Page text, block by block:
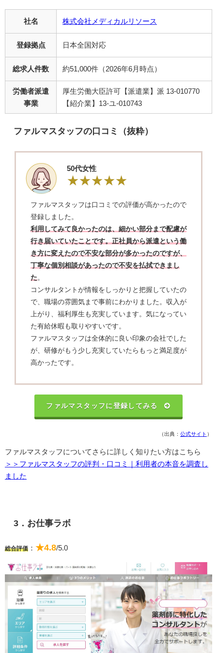
社名 株式会社メディカルリソース
登録拠点 日本全国対応
総求人件数 約51,000件（2026年6月時点）
労働者派遣
事業
厚生労働大臣許可【派遣業】派 13-010770
【紹介業】13-ユ-010743
ファルマスタッフの口コミ（抜粋）
50代女性
ファルマスタッフは口コミでの評価が高かったので
登録しました。
利用してみて良かったのは、細かい部分まで配慮が
行き届いていたことです。正社員から派遣という働
き方に変えたので不安な部分が多かったのですが、
丁寧な個別相談があったので不安を払拭できまし
た 。
コンサルタントが情報をしっかりと把握していたの
で、職場の雰囲気まで事前にわかりました。収入が
上がり、福利厚生も充実しています。気になってい
た有給休暇も取りやすいです。
ファルマスタッフは全体的に良い印象の会社でした
が、研修がもう少し充実していたらもっと満足度が
高かったです。
ファルマスタッフに登録してみる
（出典： 公式サイト ）
ファルマスタッフについてさらに詳しく知りたい方はこちら
＞＞ファルマスタッフの評判・口コミ｜利用者の本音を調査し
ました
3．お仕事ラボ
総合評価 ： ★4.8/5.0